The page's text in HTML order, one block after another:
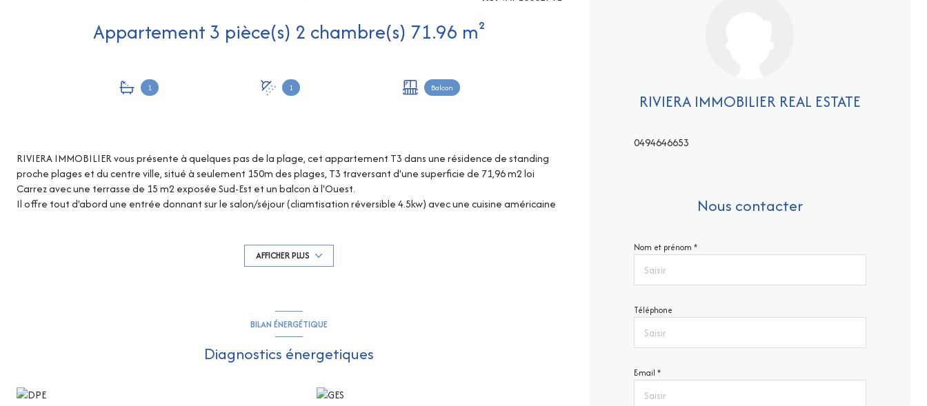
Appartement 3 pièce(s) 2 chambre(s) 71.96 m²
1 1 Balcon
RIVIERA IMMOBILIER vous présente à quelques pas de la plage, cet appartement T3 dans une résidence de standing
proche plages et du centre ville, situé à seulement 150m des plages, T3 traversant d'une superficie de 71,96 m2 loi
Carrez avec une terrasse de 15 m2 exposée Sud-Est et un balcon à l'Ouest.
Il offre tout d'abord une entrée donnant sur le salon/séjour (cliamtisation réversible 4.5kw) avec une cuisine américaine
Aucuns travaux à prévoir - Très Belles prestations. Il offre également une place de Parking privative extérieure
AFFICHER PLUS
BILAN ÉNERGÉTIQUE
Diagnostics énergetiques
RIVIERA IMMOBILIER REAL ESTATE
0494646653
Nous contacter
Nom et prénom *
Téléphone
E-mail *